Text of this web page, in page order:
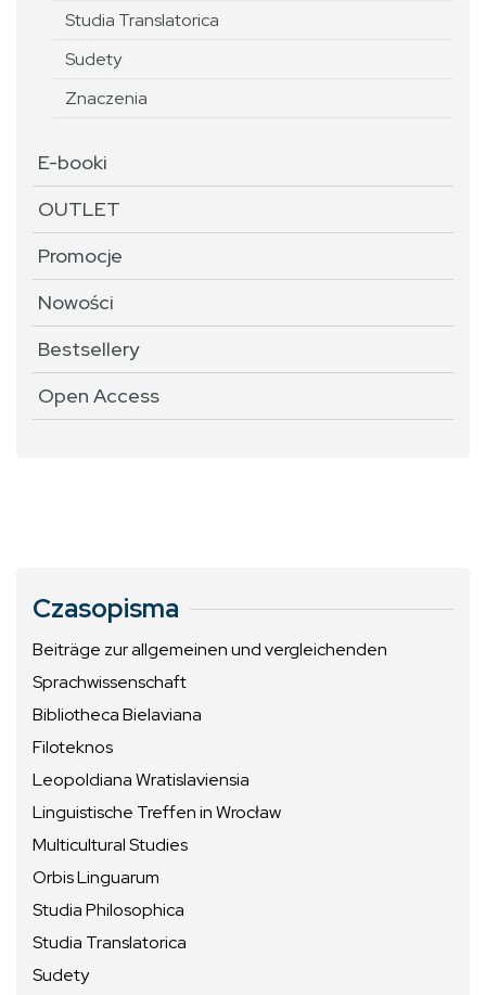
Studia Translatorica
Sudety
Znaczenia
E-booki
OUTLET
Promocje
Nowości
Bestsellery
Open Access
Czasopisma
Beiträge zur allgemeinen und vergleichenden
Sprachwissenschaft
Bibliotheca Bielaviana
Filoteknos
Leopoldiana Wratislaviensia
Linguistische Treffen in Wrocław
Multicultural Studies
Orbis Linguarum
Studia Philosophica
Studia Translatorica
Sudety